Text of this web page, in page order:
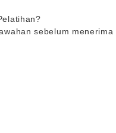
sebelum